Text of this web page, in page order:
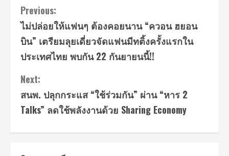
Continue
Reading
Previous:
ไม่ปล่อยให้แฟนๆ ต้องคอยนาน “ควอน ฮยอน
บิน” เตรียมลุยเดี่ยวจัดแฟนมีทติ้งครั้งแรกใน
ประเทศไทย พบกัน 22 กันยายนนี้!!
Next:
สนพ. ปลุกกระแส “ใช้ร่วมกัน” ผ่าน “หาร 2
Talks” ลดใช้พลังงานด้วย Sharing Economy